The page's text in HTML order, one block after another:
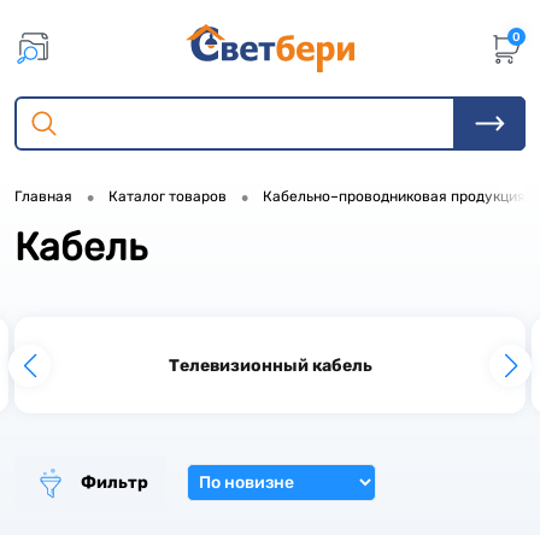
0
Главная • Каталог товаров • Кабельно–проводниковая продукция
Кабель
Телевизионный кабель
Фильтр